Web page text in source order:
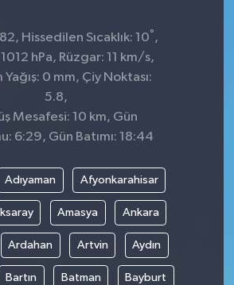
Hissedilen Sıcaklık: 10° ,
1012 hPa, Rüzgar: 11 km/s,
Yağış: 0 mm, Çiy Noktası:
5.8,
Mesafesi: 10 km, Gün
6:29, Gün Batımı: 18:44
Adıyaman Afyonkarahisar
Amasya Ankara
Ardahan Artvin Aydın
Bartın Batman Bayburt